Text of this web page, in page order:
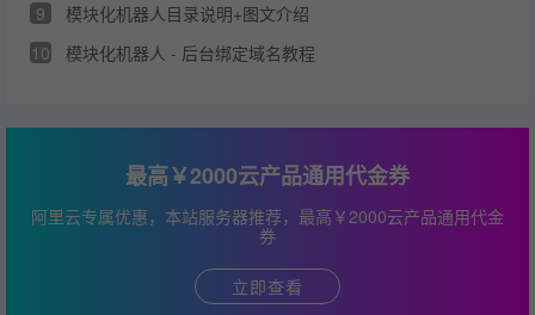
9
模块化机器人目录说明+图文介绍
10
模块化机器人 - 后台绑定域名教程
最高￥2000云产品通用代金券
阿里云专属优惠，本站服务器推荐，最高￥2000云产品通用代金
券
立即查看